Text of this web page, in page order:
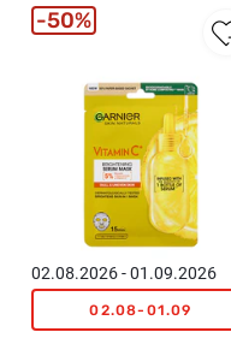
02.08.2026 - 01.09.2026
02.08-01.09
50%